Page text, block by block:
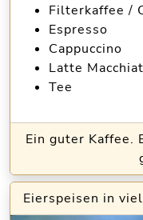
Filterkaffee /
Espresso
Cappuccino
Latte
Tee
Ein guter Kaffee.
Eierspeisen in